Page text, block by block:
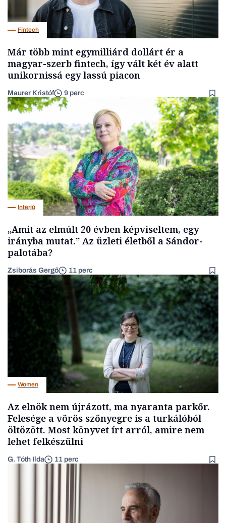
Fintech
Már több mint egymilliárd dollárt ér a
magyar-szerb fintech, így vált két év alatt
unikornissá egy lassú piacon
Maurer Kristóf 9 perc
Interjú
„Amit az elmúlt 20 évben képviseltem, egy
irányba mutat.” Az üzleti életből a Sándor-
palotába?
Zsiborás Gergő 11 perc
Women
Az elnök nem újrázott, ma nyaranta parkőr.
Felesége a vörös szőnyegre is a turkálóból
öltözött. Most könyvet írt arról, amire nem
lehet felkészülni
G. Tóth Ilda 11 perc